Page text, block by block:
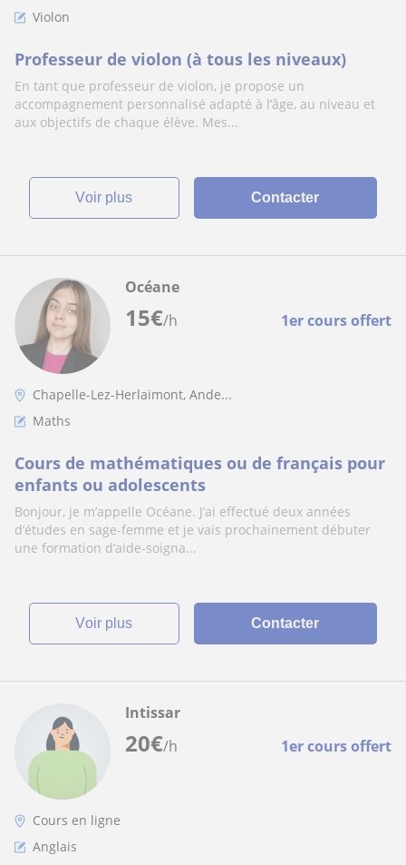
Violon
Professeur de violon (à tous les niveaux)
En tant que professeur de violon, je propose un
accompagnement personnalisé adapté à l’âge, au niveau et
aux objectifs de chaque élève. Mes...
voir plus Contacter
15€/h 1er cours offert
Océane
Chapelle-Lez-Herlaimont, Ande...
Maths
Cours de mathématiques ou de français pour
enfants ou adolescents
Bonjour, je m’appelle Océane. J’ai effectué deux années
d’études en sage-femme et je vais prochainement débuter
une formation d’aide-soigna...
voir plus Contacter
20€/h 1er cours offert
Intissar
Cours en ligne
Anglais